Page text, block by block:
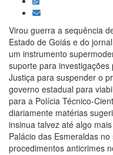
Virou guerra a sequência
Estado de Goiás e do
um instrumento
suporte para
Justiça para suspender o
governo estadual para
para a Polícia Técnico-
diariamente matérias
insinua talvez até algo
Palácio das Esmeraldas
procedimentos anticrimes